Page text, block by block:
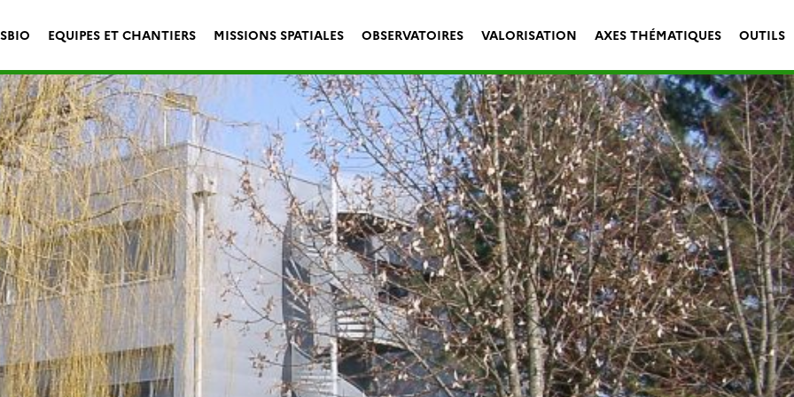
EQUIPES ET CHANTIERS MISSIONS SPATIALES OBSERVATOIRES VALORISATION AXES THÉMATIQUES OUTILS